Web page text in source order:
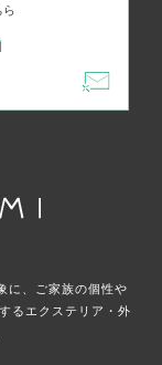
ら
に、ご家族の個性や
るエクステリア・外